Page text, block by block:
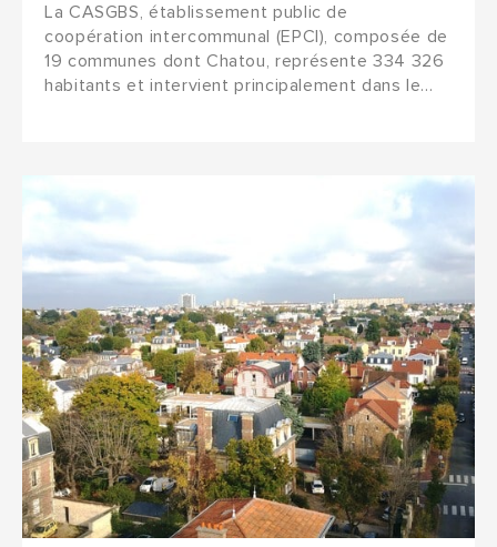
La CASGBS, établissement public de
coopération intercommunal (EPCI), composée de
19 communes dont Chatou, représente 334 326
habitants et intervient principalement dans le...